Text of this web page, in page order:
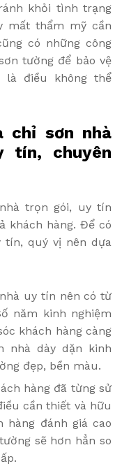
khỏi tình trạng
mất thẩm mỹ cần
có những công
tường để bảo vệ
là điều không thể
chỉ sơn nhà
tín, chuyên
trọn gói, uy tín
khách hàng. Để có
quý vị nên dựa
uy tín nên có từ
năm kinh nghiệm
khách hàng càng
nhà dày dặn kinh
đẹp, bền màu.
hàng đã từng sử
cần thiết và hữu
hàng đánh giá cao
sẽ hơn hẳn so